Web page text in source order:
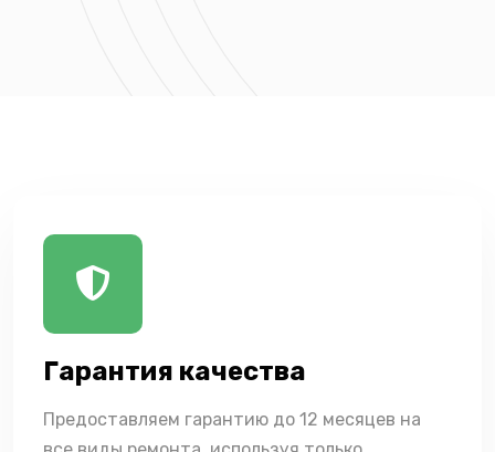
Гарантия качества
Предоставляем гарантию до 12 месяцев на